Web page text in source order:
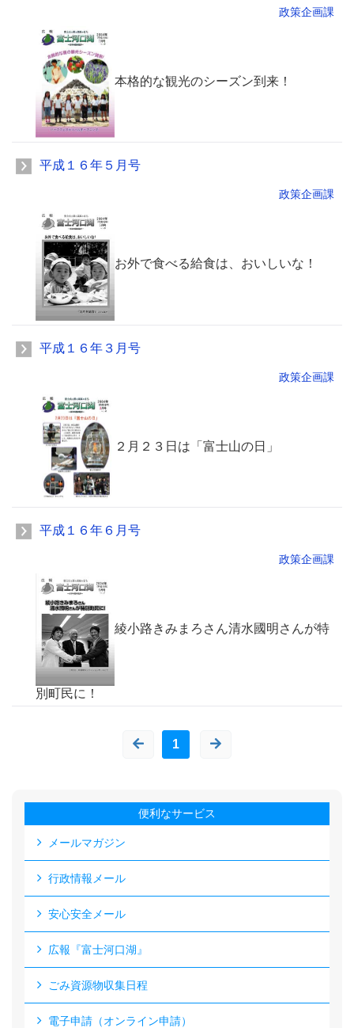
政策企画課
本格的な観光のシーズン到来！
平成１６年５月号
政策企画課
お外で食べる給食は、おいしいな！
平成１６年３月号
政策企画課
２月２３日は「富士山の日」
平成１６年６月号
政策企画課
綾小路きみまろさん清水國明さんが特
別町民に！
1
便利なサービス
メールマガジン
行政情報メール
安心安全メール
広報『富士河口湖』
ごみ資源物収集日程
電子申請（オンライン申請）